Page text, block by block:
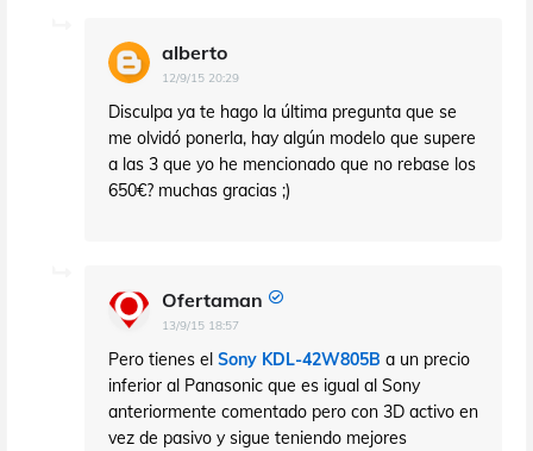
alberto
12/9/15 20:29
Disculpa ya te hago la última pregunta que se
me olvidó ponerla, hay algún modelo que supere
a las 3 que yo he mencionado que no rebase los
650€? muchas gracias ;)
Ofertaman
13/9/15 18:57
Pero tienes el Sony KDL-42W805B a un precio
inferior al Panasonic que es igual al Sony
anteriormente comentado pero con 3D activo en
vez de pasivo y sigue teniendo mejores